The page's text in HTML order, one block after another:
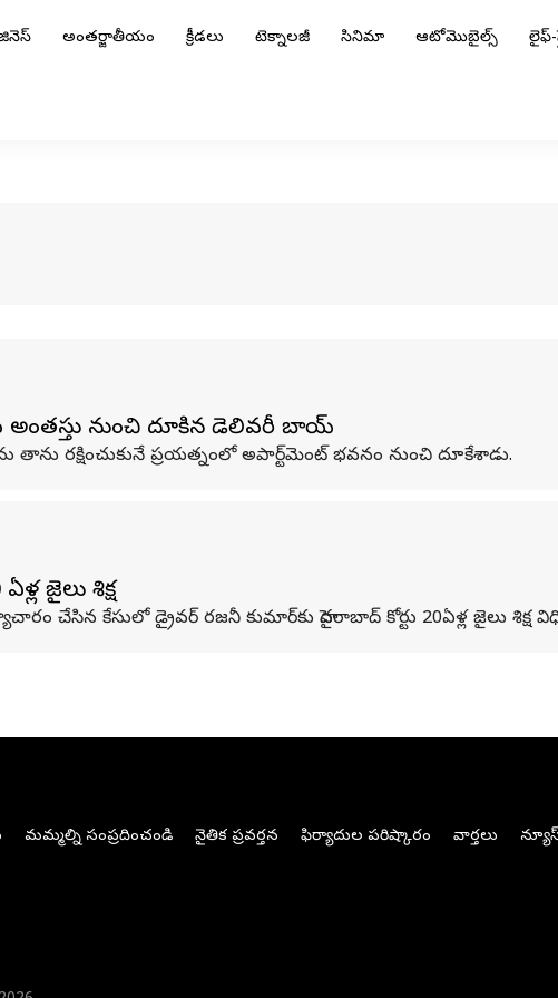
అంతర్జాతీయం క్రీడలు టెక్నాలజీ సినిమా ఆటోమొబైల్స్ లైఫ్-
అంతస్తు నుంచి దూకిన డెలివరీ బాయ్
రక్షించుకునే ప్రయత్నంలో అపార్ట్‌మెంట్ భవనం నుంచి దూకేశాడు.
జైలు శిక్ష
చేసిన కేసులో డ్రైవర్ రజనీ కుమార్‌కు హైదరాబాద్ కోర్టు 20ఏళ్ల జైలు శిక్ష
మమ్మల్ని సంప్రదించండి నైతిక ప్రవర్తన ఫిర్యాదుల పరిష్కారం వార్తలు